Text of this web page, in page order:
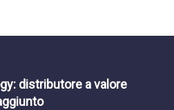
distributore a valore